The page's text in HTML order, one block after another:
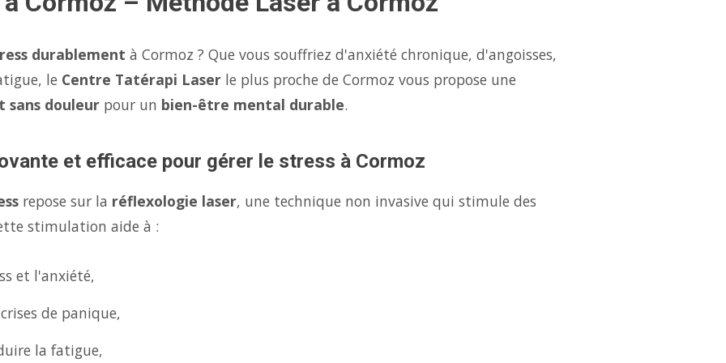
durablement à Cormoz ? Que vous souffriez d'anxiété chronique, d'angoisses,
le Centre Tatérapi Laser le plus proche de Cormoz vous propose une
sans douleur pour un bien-être mental durable.
et efficace pour gérer le stress à Cormoz
repose sur la réflexologie laser, une technique non invasive qui stimule des
stimulation aide à :
et l'anxiété,
de panique,
la fatigue,